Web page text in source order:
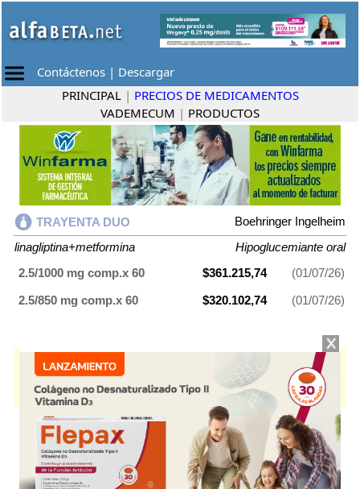
Contáctenos | Descargar
PRINCIPAL | PRECIOS DE MEDICAMENTOS
VADEMECUM | PRODUCTOS
TRAYENTA DUO
Boehringer Ingelheim
linagliptina+metformina
Hipoglucemiante oral
2.5/1000 mg comp.x 60
$361.215,74
(01/07/26)
2.5/850 mg comp.x 60
$320.102,74 (01/07/26)
TRAYENTA DUOcontiene
y se indica como
Hipoglucemiante oral. Es producido por Boehringer Ingelheim y cuenta
con 2 presentaciones disponibles.
Explorar más
Otros productos con
linagliptina+metformina
Otros productos de
Boehringer Ingelheim